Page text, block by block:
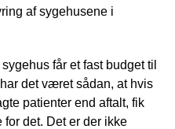
af sygehusene i
får et fast budget til
det været sådan, at hvis
patienter end aftalt, fik
det. Det er der ikke